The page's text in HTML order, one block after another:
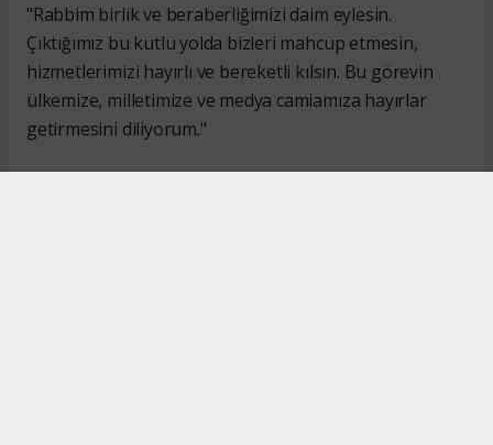
"Rabbim birlik ve beraberliğimizi daim eylesin.
Çıktığımız bu kutlu yolda bizleri mahcup etmesin,
hizmetlerimizi hayırlı ve bereketli kılsın. Bu görevin
ülkemize, milletimize ve medya camiamıza hayırlar
getirmesini diliyorum."